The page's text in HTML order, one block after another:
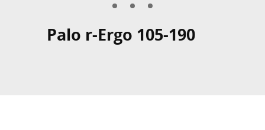
Palo r-Ergo 105-190